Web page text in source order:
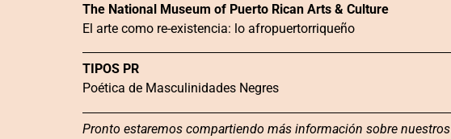
The National Museum of Puerto Rican Arts & Culture
El arte como re-existencia: lo afropuertorriqueño
TIPOS PR
Poética de Masculinidades Negres
Pronto estaremos compartiendo más información sobre nuestros